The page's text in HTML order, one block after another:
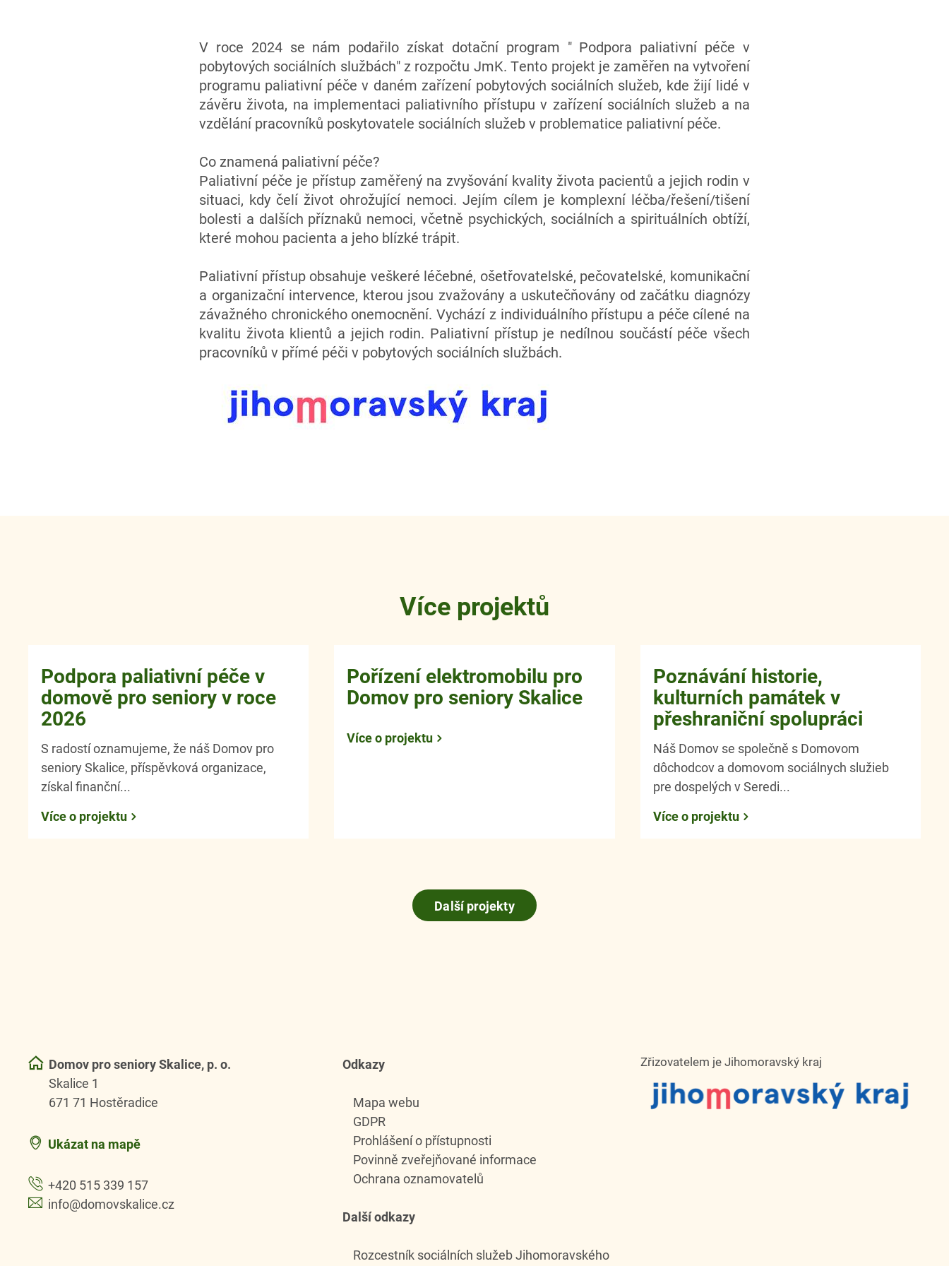
V roce 2024 se nám podařilo získat dotační program " Podpora paliativní péče v
pobytových sociálních službách" z rozpočtu JmK. Tento projekt je zaměřen na vytvoření
programu paliativní péče v daném zařízení pobytových sociálních služeb, kde žijí lidé v
závěru života, na implementaci paliativního přístupu v zařízení sociálních služeb a na
vzdělání pracovníků poskytovatele sociálních služeb v problematice paliativní péče.
Co znamená paliativní péče?
Paliativní péče je přístup zaměřený na zvyšování kvality života pacientů a jejich rodin v
situaci, kdy čelí život ohrožující nemoci. Jejím cílem je komplexní léčba/řešení/tišení
bolesti a dalších příznaků nemoci, včetně psychických, sociálních a spirituálních obtíží,
které mohou pacienta a jeho blízké trápit.
Paliativní přístup obsahuje veškeré léčebné, ošetřovatelské, pečovatelské, komunikační
a organizační intervence, kterou jsou zvažovány a uskutečňovány od začátku diagnózy
závažného chronického onemocnění. Vychází z individuálního přístupu a péče cílené na
kvalitu života klientů a jejich rodin. Paliativní přístup je nedílnou součástí péče všech
pracovníků v přímé péči v pobytových sociálních službách.
Více projektů
Podpora paliativní péče v
domově pro seniory v roce
2026
S radostí oznamujeme, že náš Domov pro
seniory Skalice, příspěvková organizace,
získal finanční...
Více o projektu
Pořízení elektromobilu pro
Domov pro seniory Skalice
Více o projektu
Poznávání historie,
kulturních památek v
přeshraniční spolupráci
Náš Domov se společně s Domovom
dôchodcov a domovom sociálnych služieb
pre dospelých v Seredi...
Více o projektu
Další projekty
Domov pro seniory Skalice, p. o.
Skalice 1
671 71 Hostěradice
Ukázat na mapě
+420 515 339 157
info@domovskalice.cz
Odkazy
Mapa webu
GDPR
Prohlášení o přístupnosti
Povinně zveřejňované informace
Ochrana oznamovatelů
Další odkazy
Rozcestník sociálních služeb Jihomoravského
Zřizovatelem je Jihomoravský kraj